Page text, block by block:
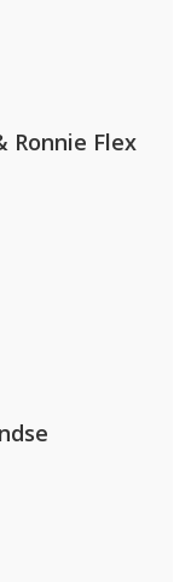
Ronnie Flex